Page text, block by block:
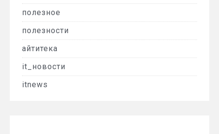
полезное
полезности
айтитека
it_новости
itnews